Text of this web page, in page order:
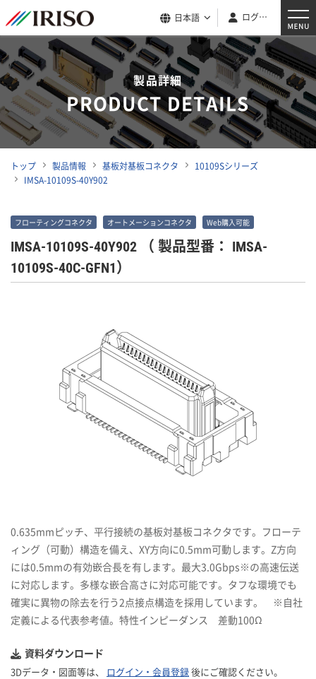
日本語 ログイン
製品詳細
PRODUCT DETAILS
トップ 製品情報 基板対基板コネクタ
10109Sシリーズ
IMSA-10109S-40Y902
フローティングコネクタ オートメーションコネクタ Web購入可能
IMSA-10109S-40Y902 （ 製品型番： IMSA-
10109S-40C-GFN1）
0.635mmピッチ、平行接続の基板対基板コネクタです。フローテ
ィング（可動）構造を備え、XY方向に0.5mm可動します。Z方向
には0.5mmの有効嵌合長を有します。最大3.0Gbps※の高速伝送
に対応します。多様な嵌合高さに対応可能です。タフな環境でも
確実に異物の除去を行う2点接点構造を採用しています。 ※自社
定義による代表参考値。特性インピーダンス 差動100Ω
資料ダウンロード
3Dデータ・図面等は、 ログイン・会員登録後にご確認ください。